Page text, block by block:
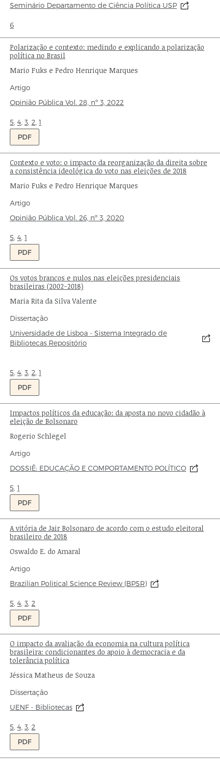
publicação:
Origem:
Seminário Departamento de Ciência Política USP
Ondas:
6
Título:
Polarização e contexto: medindo e explicando a polarização
política no Brasil
Autores:
Mario Fuks e Pedro Henrique Marques
Tipo
publicação:
Artigo
Origem:
Opinião Pública Vol. 28, nº 3, 2022
Ondas:
5, 4, 3, 2, 1
PDF
Título:
Contexto e voto: o impacto da reorganização da direita sobre
a consistência ideológica do voto nas eleições de 2018
Autores:
Mario Fuks e Pedro Henrique Marques
Tipo
publicação:
Artigo
Origem:
Opinião Pública Vol. 26, nº 3, 2020
Ondas:
5, 4, 1
PDF
Título:
Os votos brancos e nulos nas eleições presidenciais
brasileiras (2002-2018)
Autor:
Maria Rita da Silva Valente
Tipo
publicação:
Dissertação
Origem:
Universidade de Lisboa - Sistema Integrado de
Bibliotecas Repositório
Ondas:
5, 4, 3, 2, 1
PDF
Título:
Impactos políticos da educação: da aposta no novo cidadão à
eleição de Bolsonaro
Autor:
Rogerio Schlegel
Tipo
publicação:
Artigo
Origem:
DOSSIÊ: EDUCAÇÃO E COMPORTAMENTO POLÍTICO
Ondas:
5, 1
PDF
Título:
A vitória de Jair Bolsonaro de acordo com o estudo eleitoral
brasileiro de 2018
Autor:
Oswaldo E. do Amaral
Tipo
publicação:
Artigo
Origem:
Brazilian Political Science Review (BPSR)
Ondas:
5, 4, 3, 2
PDF
Título:
O impacto da avaliação da economia na cultura política
brasileira: condicionantes do apoio à democracia e da
tolerância política
Autor:
Jéssica Matheus de Souza
Tipo
publicação:
Dissertação
Origem:
UENF - Bibliotecas
Ondas:
5, 4, 3, 2
PDF